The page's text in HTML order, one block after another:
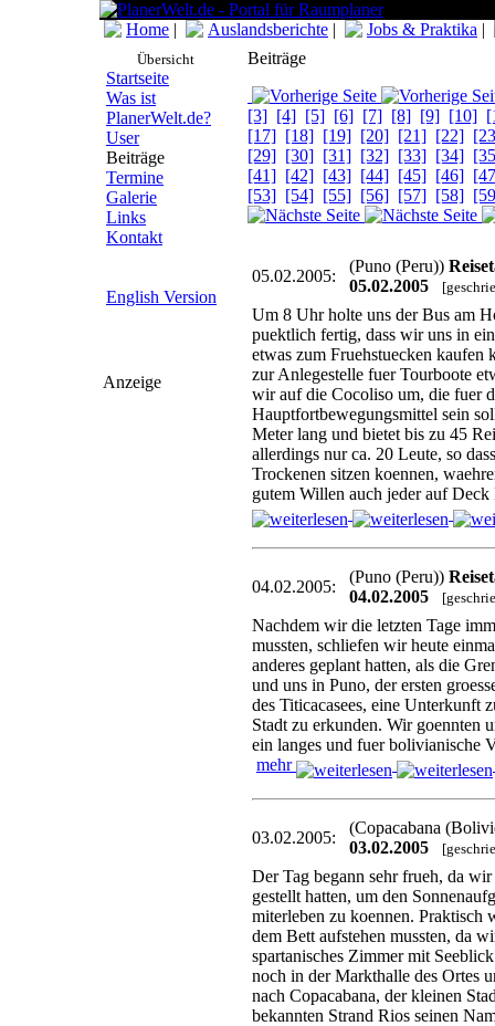
Home | Auslandsberichte | Jobs & Praktika |
Übersicht
Startseite
Was ist
PlanerWelt.de?
User
Beiträge
Termine
Galerie
Links
Kontakt
English Version
Anzeige
Beiträge
[3] [4] [5] [6] [7] [8] [9] [10]
[17] [18] [19] [20] [21] [22]
[29] [30] [31] [32] [33] [34]
[41] [42] [43] [44] [45] [46]
[53] [54] [55] [56] [57] [58]
05.02.2005:
(Puno (Peru))
05.02.2005
Um 8 Uhr holte uns der Bus am
puektlich fertig, dass wir uns in
etwas zum Fruehstuecken kaufen
zur Anlegestelle fuer Tourboote
wir auf die Cocoliso um, die fuer
Hauptfortbewegungsmittel sein
Meter lang und bietet bis zu 45
allerdings nur ca. 20 Leute, so
Trockenen sitzen koennen,
gutem Willen auch jeder auf
04.02.2005:
(Puno (Peru))
04.02.2005
Nachdem wir die letzten Tage
mussten, schliefen wir heute
anderes geplant hatten, als die
und uns in Puno, der ersten
des Titicacasees, eine Unterkunft
Stadt zu erkunden. Wir goennten
ein langes und fuer bolivianische
mehr
03.02.2005:
(Copacabana
03.02.2005
Der Tag begann sehr frueh, da
gestellt hatten, um den
miterleben zu koennen. Praktisch
dem Bett aufstehen mussten, da
spartanisches Zimmer mit
noch in der Markthalle des Ortes
nach Copacabana, der kleinen
bekannten Strand Rios seinen